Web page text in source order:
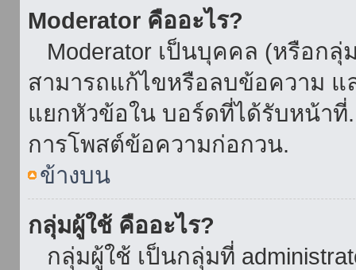
Moderator คืออะไร?
Moderator เป็นบุคคล (หรือก
สามารถแก้ไขหรือลบข้อความ แ
แยกหัวข้อใน บอร์ดที่ได้รับหน้าที่
การโพสต์ข้อความก่อกวน.
ข้างบน
กลุ่มผู้ใช้ คืออะไร?
กลุ่มผู้ใช้ เป็นกลุ่มที่